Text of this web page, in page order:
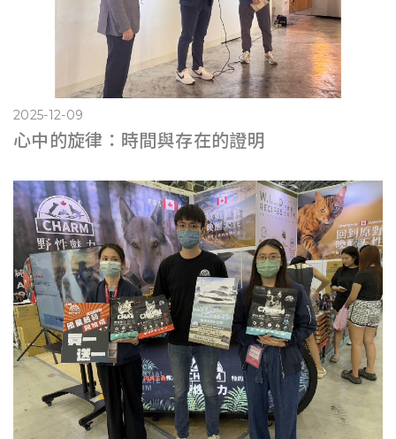
2025-12-09
心中的旋律：時間與存在的證明